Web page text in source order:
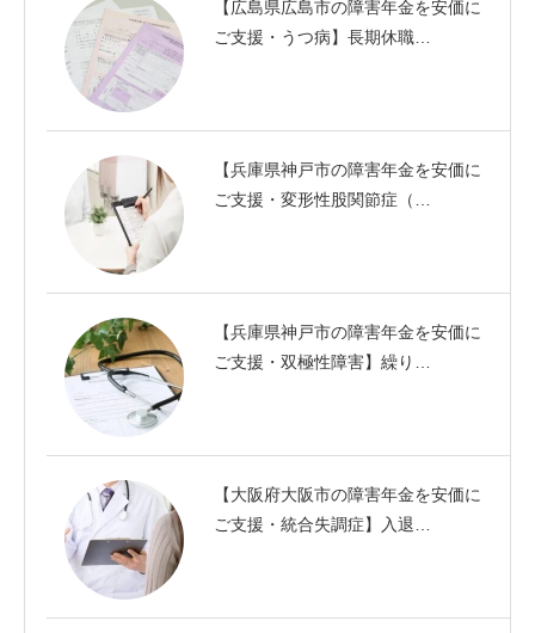
【広島県広島市の障害年金を安価に
ご支援・うつ病】長期休職…
【兵庫県神戸市の障害年金を安価に
ご支援・変形性股関節症（…
【兵庫県神戸市の障害年金を安価に
ご支援・双極性障害】繰り…
【大阪府大阪市の障害年金を安価に
ご支援・統合失調症】入退…